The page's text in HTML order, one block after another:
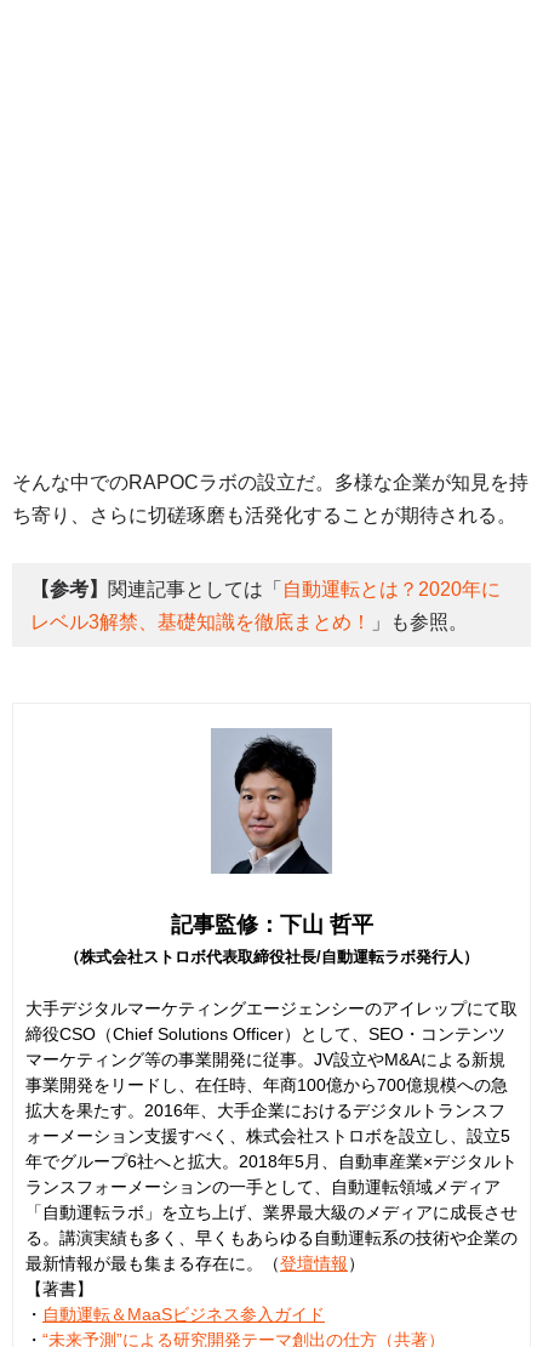
そんな中でのRAPOCラボの設立だ。多様な企業が知見を持
ち寄り、さらに切磋琢磨も活発化することが期待される。
【参考】 関連記事としては「 自動運転とは？2020年に
レベル3解禁、基礎知識を徹底まとめ！
」も参照。
記事監修：下山 哲平
（株式会社ストロボ代表取締役社長/自動運転ラボ発行人）
大手デジタルマーケティングエージェンシーのアイレップにて取
締役CSO（Chief Solutions Officer）として、SEO・コンテンツ
マーケティング等の事業開発に従事。JV設立やM&Aによる新規
事業開発をリードし、在任時、年商100億から700億規模への急
拡大を果たす。2016年、大手企業におけるデジタルトランスフ
ォーメーション支援すべく、株式会社ストロボを設立し、設立5
年でグループ6社へと拡大。2018年5月、自動車産業×デジタルト
ランスフォーメーションの一手として、自動運転領域メディア
「自動運転ラボ」を立ち上げ、業界最大級のメディアに成長させ
る。講演実績も多く、早くもあらゆる自動運転系の技術や企業の
最新情報が最も集まる存在に。（登壇情報）
【著書】
・ 自動運転＆MaaSビジネス参入ガイド
・ “未来予測”による研究開発テーマ創出の仕方（共著）